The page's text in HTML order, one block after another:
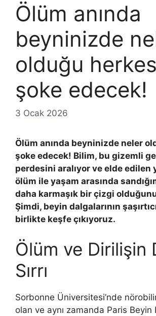
Ölüm anında
beyninizde
olduğu
şoke edecek!
3 Ocak 2026
Ölüm anında beyninizde neler
şoke edecek! Bilim, bu gizemli
perdesini aralıyor ve elde edilen
ölüm ile yaşam arasında
daha karmaşık bir çizgi
Şimdi, beyin dalgalarının
birlikte keşfe çıkıyoruz.
Ölüm ve Dirilişin
Sırrı
Sorbonne Üniversitesi’nde
olan ve aynı zamanda Paris Beyin